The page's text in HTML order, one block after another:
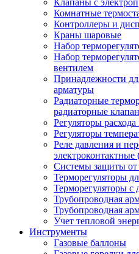
Клапаны с
Комнатные
Контроллеры и
Краны шаровые
Набор
Набор
вентилем
Принадлежности
арматуры
Радиаторные
радиаторные
Регуляторы
Регуляторы
Реле давления и
электроконтактные
Системы защиты от
Терморегуляторы
Терморегуляторы с
Трубопроводная
Трубопроводная
Учет тепловой
Инструменты
Газовые баллоны